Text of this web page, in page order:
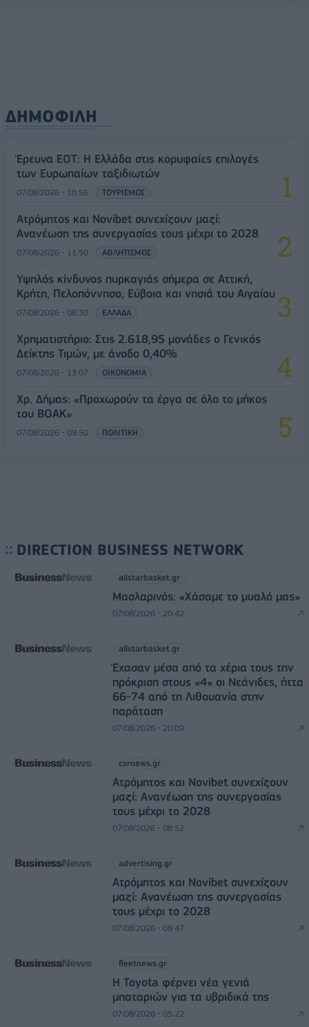
ΔΗΜΟΦΙΛΗ
Έρευνα ΕΟΤ: Η Ελλάδα στις κορυφαίες επιλογές
των Ευρωπαίων ταξιδιωτών
07/08/2026 - 10:56 ΤΟΥΡΙΣΜΟΣ
Ατρόμητος και Novibet συνεχίζουν μαζί:
Ανανέωση της συνεργασίας τους μέχρι το 2028
07/08/2026 - 11:50 ΑΘΛΗΤΙΣΜΟΣ
Υψηλός κίνδυνος πυρκαγιάς σήμερα σε Αττική,
Κρήτη, Πελοπόννησο, Εύβοια και νησιά του Αιγαίου
07/08/2026 - 08:30 ΕΛΛΑΔΑ
Χρηματιστήριο: Στις 2.618,95 μονάδες ο Γενικός
Δείκτης Τιμών, με άνοδο 0,40%
07/08/2026 - 13:07 ΟΙΚΟΝΟΜΙΑ
Χρ. Δήμας: «Προχωρούν τα έργα σε όλο το μήκος
του ΒΟΑΚ»
07/08/2026 - 09:50 ΠΟΛΙΤΙΚΗ
DIRECTION BUSINESS NETWORK
allstarbasket.gr
Μασλαρινός: «Χάσαμε το μυαλό μας»
07/08/2026 - 20:42
allstarbasket.gr
Έχασαν μέσα από τα χέρια τους την
πρόκριση στους «4» οι Νεάνιδες, ήττα
66-74 από τη Λιθουανία στην
παράταση
07/08/2026 - 20:09
csrnews.gr
Ατρόμητος και Novibet συνεχίζουν
μαζί: Ανανέωση της συνεργασίας
τους μέχρι το 2028
07/08/2026 - 08:52
advertising.gr
Ατρόμητος και Novibet συνεχίζουν
μαζί: Ανανέωση της συνεργασίας
τους μέχρι το 2028
07/08/2026 - 08:47
fleetnews.gr
Η Toyota φέρνει νέα γενιά
μπαταριών για τα υβριδικά της
07/08/2026 - 05:22